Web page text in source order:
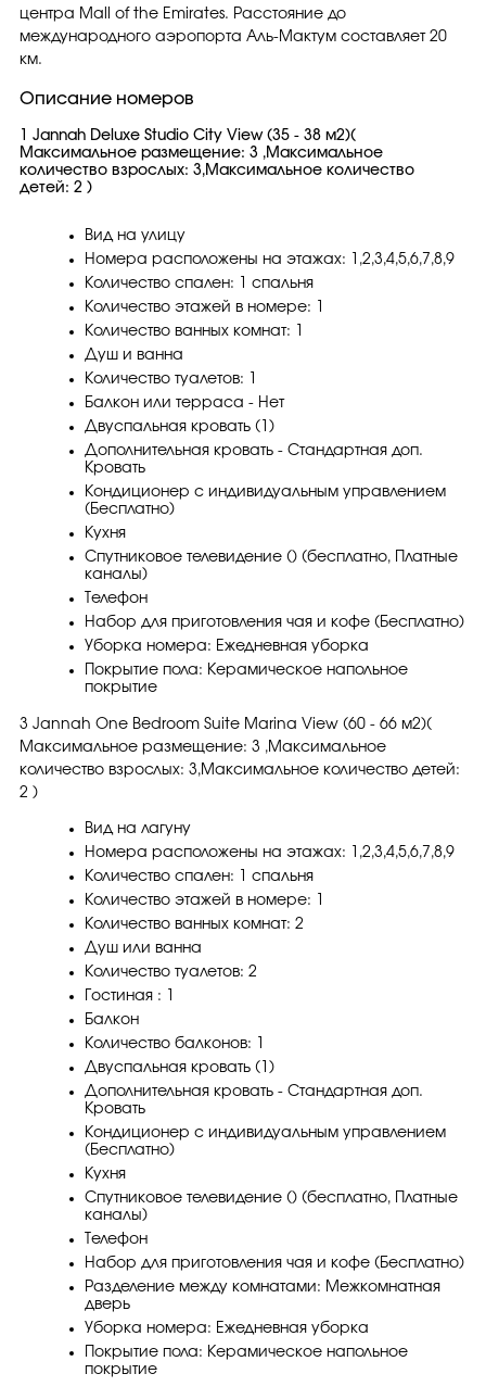
центра Mall of the Emirates. Расстояние до
международного аэропорта Аль-Мактум составляет 20
км.
Описание номеров
1 Jannah Deluxe Studio City View (35 - 38 м2)(
Максимальное размещение: 3 ,Максимальное
количество взрослых: 3,Максимальное количество
детей: 2 )
Вид на улицу
Номера расположены на этажах: 1,2,3,4,5,6,7,8,9
Количество спален: 1 спальня
Количество этажей в номере: 1
Количество ванных комнат: 1
Душ и ванна
Количество туалетов: 1
Балкон или терраса - Нет
Двуспальная кровать (1)
Дополнительная кровать - Стандартная доп.
Кровать
Кондиционер с индивидуальным управлением
(Бесплатно)
Кухня
Спутниковое телевидение () (бесплатно, Платные
каналы)
Телефон
Набор для приготовления чая и кофе (Бесплатно)
Уборка номера: Ежедневная уборка
Покрытие пола: Керамическое напольное
покрытие
3 Jannah One Bedroom Suite Marina View (60 - 66 м2)(
Максимальное размещение: 3 ,Максимальное
количество взрослых: 3,Максимальное количество детей:
2 )
Вид на лагуну
Номера расположены на этажах: 1,2,3,4,5,6,7,8,9
Количество спален: 1 спальня
Количество этажей в номере: 1
Количество ванных комнат: 2
Душ или ванна
Количество туалетов: 2
Гостиная : 1
Балкон
Количество балконов: 1
Двуспальная кровать (1)
Дополнительная кровать - Стандартная доп.
Кровать
Кондиционер с индивидуальным управлением
(Бесплатно)
Кухня
Спутниковое телевидение () (бесплатно, Платные
каналы)
Телефон
Набор для приготовления чая и кофе (Бесплатно)
Разделение между комнатами: Межкомнатная
дверь
Уборка номера: Ежедневная уборка
Покрытие пола: Керамическое напольное
покрытие